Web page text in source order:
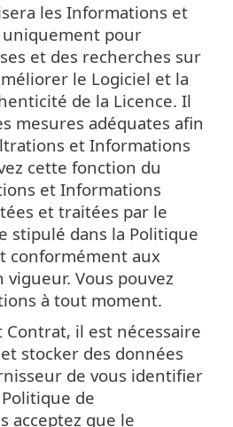
les Informations et
pour
et des recherches sur
le Logiciel et la
de la Licence. Il
mesures adéquates afin
et Informations
cette fonction du
et Informations
et traitées par le
stipulé dans la Politique
conformément aux
Vous pouvez
à tout moment.
il est nécessaire
stocker des données
de vous identifier
de
acceptez que le